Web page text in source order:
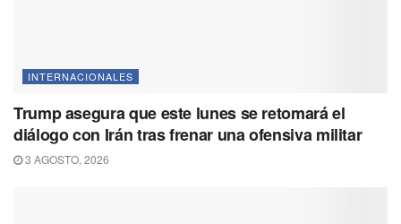
INTERNACIONALES
Trump asegura que este lunes se retomará el
diálogo con Irán tras frenar una ofensiva militar
3 AGOSTO, 2026